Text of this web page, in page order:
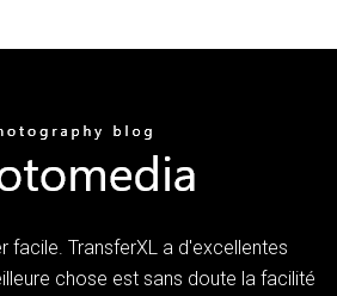
facile. TransferXL a d'excellentes
chose est sans doute la facilité